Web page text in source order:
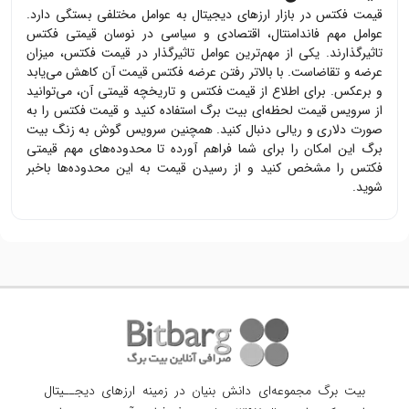
قیمت فکتسدر بازار ارزهای دیجیتال به عوامل مختلفی بستگی دارد.
عوامل مهم فاندامنتال، اقتصادی و سیاسی در نوسان قیمتی فکتس
تاثیرگذارند. یکی از مهم‌ترین عوامل تاثیرگذار در قیمتفکتس، میزان
عرضه و تقاضاست. با بالاتر رفتن عرضه فکتسقیمت آن کاهش می‌یابد
و برعکس. برای اطلاع از قیمتفکتس و تاریخچه قیمتی آن، می‌توانید
از سرویس قیمت لحظه‌ای بیت برگ استفاده کنید و قیمتفکتس را به
صورت دلاری و ریالی دنبال کنید. همچنین سرویس گوش به زنگ بیت
برگ این امکان را برای شما فراهم آورده تا محدوده‌های مهم قیمتی
فکتس را مشخص کنید و از رسیدن قیمت به این محدوده‌ها باخبر
شوید.
بیت برگ مجموعه‌ای دانش بنیان در زمینه ارزهای دیجــیتال